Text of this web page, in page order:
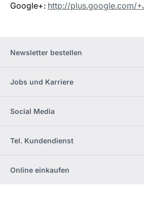
Google+: http://plus.google.com/
Newsletter bestellen
Jobs und Karriere
Social Media
Tel. Kundendienst
Online einkaufen